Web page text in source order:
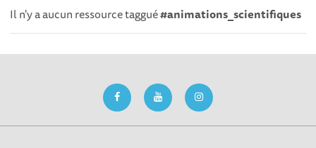
Il n'y a aucun ressource taggué#animations_scientifiques